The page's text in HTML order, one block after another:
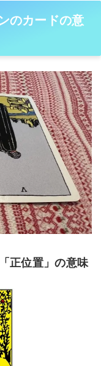
のカードの意
正位置」の意味